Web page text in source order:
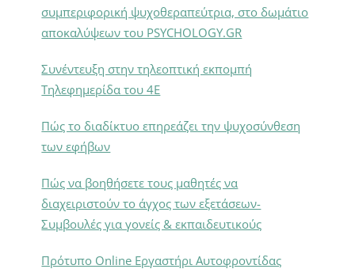
συμπεριφορική ψυχοθεραπεύτρια, στο δωμάτιο
αποκαλύψεων του PSYCHOLOGY.GR
Συνέντευξη στην τηλεοπτική εκπομπή
Τηλεφημερίδα του 4Ε
Πώς το διαδίκτυο επηρεάζει την ψυχοσύνθεση
των εφήβων
Πώς να βοηθήσετε τους μαθητές να
διαχειριστούν το άγχος των εξετάσεων-
Συμβουλές για γονείς & εκπαιδευτικούς
Πρότυπο Online Εργαστήρι Αυτοφροντίδας